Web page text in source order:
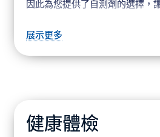
因此為您提供了自測劑的選擇，
展示更多
健康體檢